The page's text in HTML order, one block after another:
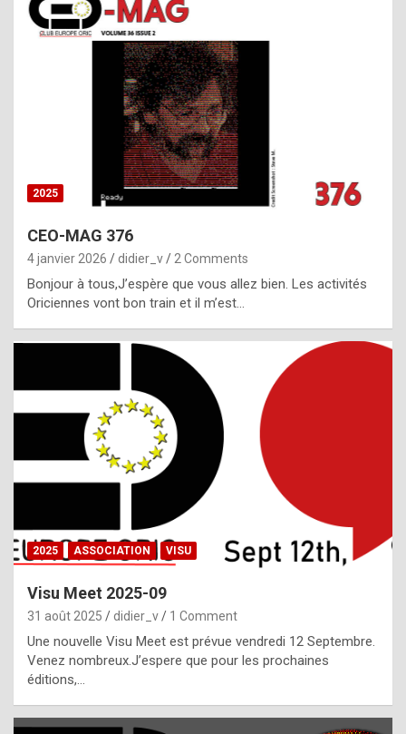
h
i
s
t
o
r
p
e
c
i
l
,
g
h
t
f
2025
CEO-MAG 376
4 janvier 2026 didier_v 2 Comments
Bonjour à tous,J’espère que vous allez bien. Les activités
Oriciennes vont bon train et il m’est…
2025 ASSOCIATION VISU
Visu Meet 2025-09
31 août 2025 didier_v 1 Comment
Une nouvelle Visu Meet est prévue vendredi 12 Septembre.
Venez nombreux.J’espere que pour les prochaines
éditions,…